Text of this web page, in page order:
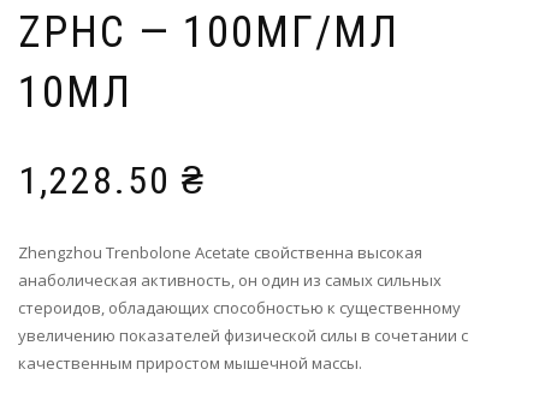
ZPHC — 100МГ/МЛ
10МЛ
1,228.50 ₴
Zhengzhou Trenbolone Acetate свойственна высокая
анаболическая активность, он один из самых сильных
стероидов, обладающих способностью к существенному
увеличению показателей физической силы в сочетании с
качественным приростом мышечной массы.